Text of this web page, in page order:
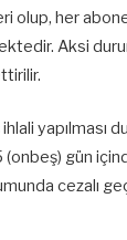
olup, her
Aksi
yapılması
(onbeş) gün
cezalı